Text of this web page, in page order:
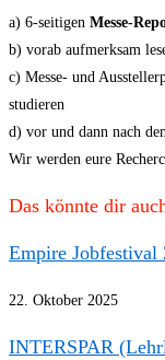
a) 6-seitigen Messe-
b) vorab aufmerksam
c) Messe- und
studieren
d) vor und dann nach
Wir werden eure
Das könnte dir
Empire Jobfestival
22. Oktober 2025
INTERSPAR